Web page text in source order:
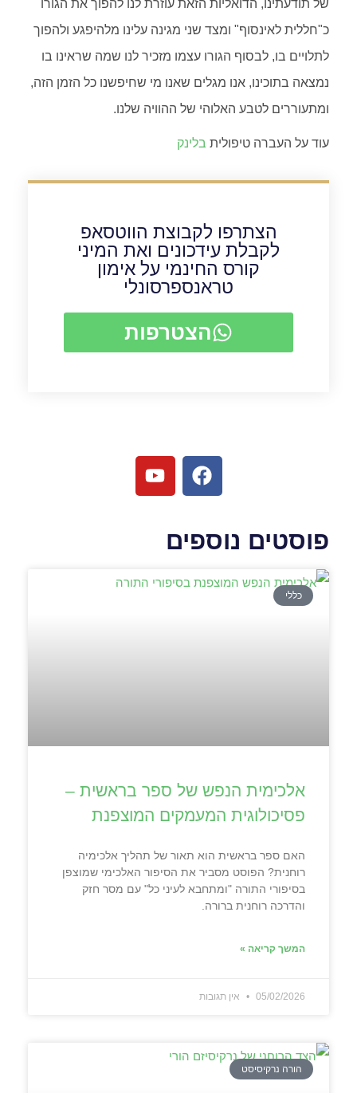
של תודעתינו, הדואליות הזאת עוזרת לנו להפוך את הגורו
כ"חללית לאינסוף" ומצד שני מגינה עלינו מלהיפגע ולהפוך
לתלויים בו, לבסוף הגורו עצמו מזכיר לנו שמה שראינו בו
נמצאה בתוכינו, אנו מגלים שאנו מי שחיפשנו כל הזמן הזה,
ומתעוררים לטבע האלוהי של ההוויה שלנו.
עוד על העברה טיפולית בלינק
הצתרפו לקבוצת הווטסאפ
לקבלת עידכונים ואת המיני
קורס החינמי על אימון
טראנספרסונלי
הצטרפות
פוסטים נוספים
כללי
אלכימית הנפש של ספר בראשית –
פסיכולוגית המעמקים המוצפנת
האם ספר בראשית הוא תאור של תהליך אלכימיה
רוחנית? הפוסט מסביר את הסיפור האלכימי שמוצפן
בסיפורי התורה "ומתחבא לעיני כל" עם מסר חזק
והדרכה רוחנית ברורה.
המשך קריאה »
05/02/2026 אין תגובות
הורה נרקיסיסט